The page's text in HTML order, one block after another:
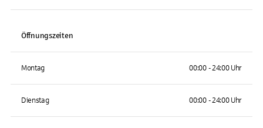
Öffnungszeiten
Montag 00:00 - 24:00 Uhr
Dienstag 00:00 - 24:00 Uhr